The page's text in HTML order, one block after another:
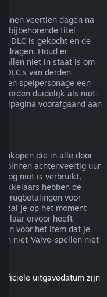
veertien dagen na
bijbehorende titel
DLC is gekocht en de
Houd er
niet in staat is om
DLC's van derden
een spelpersonage een
worden duidelijk als niet-
voorafgaand aan
die in alle door
binnen achtenveertig uur
nog niet is verbruikt,
hebben de
terugbetalingen voor
zal je op het moment
ervoor heeft
voor het item dat je
in niet-Valve-spellen niet
uitgavedatum zijn